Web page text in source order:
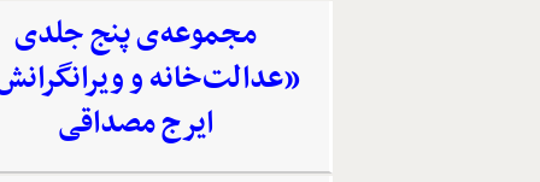
مجموعه‌‌ی پنج جلدی
«عدالت‌خانه و
ایرج مصداقی